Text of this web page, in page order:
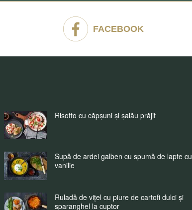
FACEBOOK
Risotto cu căpșuni și șalău prăjit
Supă de ardei galben cu spumă de lapte cu
vanilie
Ruladă de vițel cu piure de cartofi dulci și
sparanghel la cuptor